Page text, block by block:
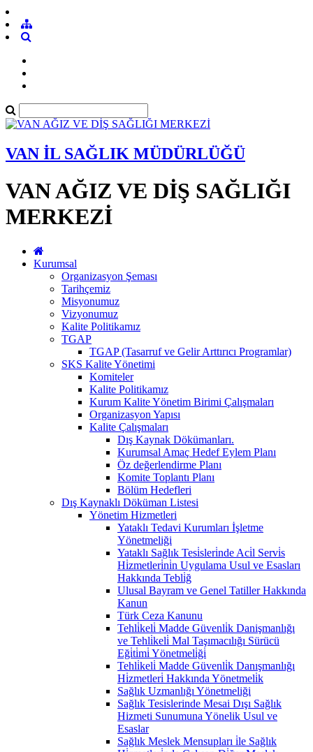
VAN İL SAĞLIK MÜDÜRLÜĞÜ
VAN AĞIZ VE DİŞ SAĞLIĞI
MERKEZİ
Kurumsal
Organizasyon Şeması
Tarihçemiz
Misyonumuz
Vizyonumuz
Kalite Politikamız
TGAP
TGAP (Tasarruf ve Gelir Arttırıcı Programlar)
SKS Kalite Yönetimi
Komiteler
Kalite Politikamız
Kurum Kalite Yönetim Birimi Çalışmaları
Organizasyon Yapısı
Kalite Çalışmaları
Dış Kaynak Dökümanları.
Kurumsal Amaç Hedef Eylem Planı
Öz değerlendirme Planı
Komite Toplantı Planı
Bölüm Hedefleri
Dış Kaynaklı Döküman Listesi
Yönetim Hizmetleri
Yataklı Tedavi Kurumları İşletme
Yönetmeliği
Yataklı Sağlık Tesi̇sleri̇nde Aci̇l Servi̇s
Hi̇zmetleri̇ni̇n Uygulama Usul ve Esasları
Hakkında Tebli̇ğ
Ulusal Bayram ve Genel Tatiller Hakkında
Kanun
Türk Ceza Kanunu
Tehli̇keli̇ Madde Güvenli̇k Danişmanlığı
ve Tehli̇keli̇ Mal Taşımacılığı Sürücü
Eği̇ti̇mi̇ Yönetmeli̇ği̇
Tehli̇keli̇ Madde Güvenli̇k Danışmanlığı
Hi̇zmetleri̇ Hakkında Yönetmeli̇k
Sağlık Uzmanlığı Yönetmeliği
Sağlık Tesislerinde Mesai Dışı Sağlık
Hizmeti Sunumuna Yönelik Usul ve
Esaslar
Sağlık Meslek Mensupları i̇le Sağlık